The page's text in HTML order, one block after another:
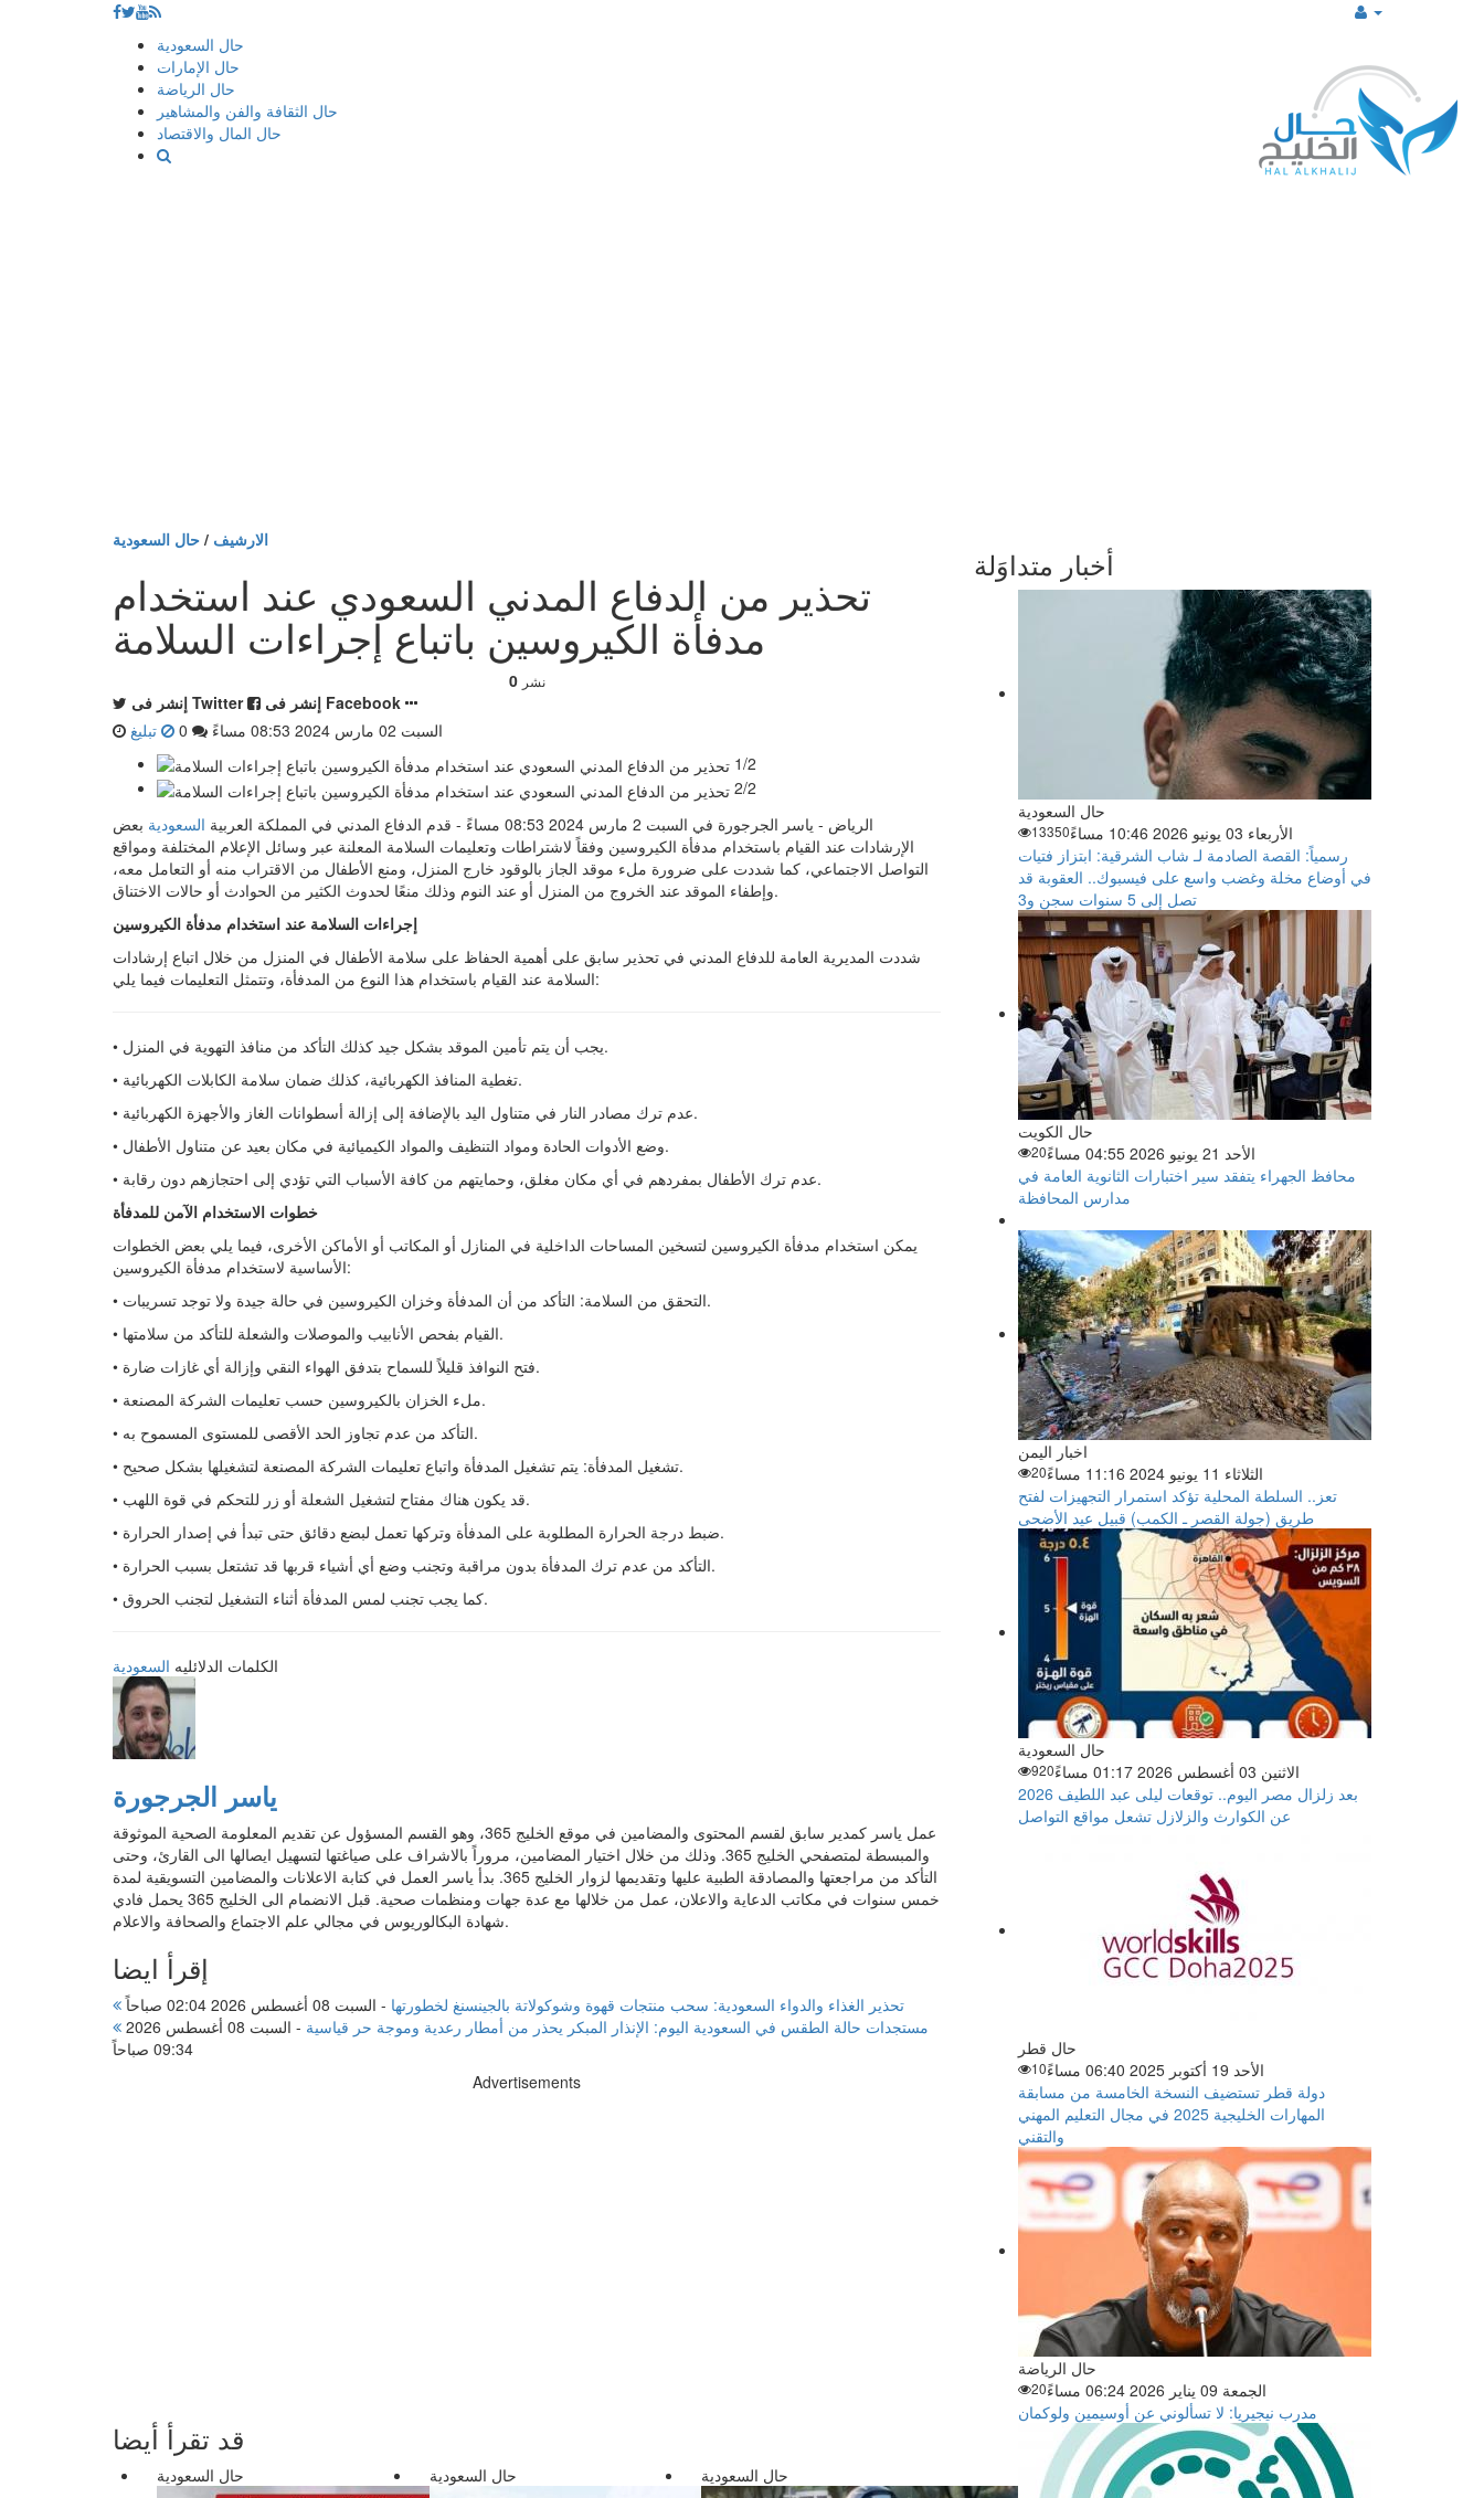
إذهب
المحتوى
حال السعودية
حال الإمارات
حال الرياضة
حال الثقافة والفن والمشاهير
حال المال والاقتصاد
الارشيف / حال السعودية
تحذير من الدفاع المدني السعودي عند استخدام
مدفأة الكيروسين باتباع إجراءات السلامة
0 نشر
إنشر فى Twitter
إنشر فى Facebook
السبت 02 مارس 2024 08:53 مساءً
تبليغ
1/2
2/2
الرياض - ياسر الجرجورة في السبت 2 مارس 2024 08:53 مساءً - قدم الدفاع المدني في المملكة العربية
السعودية بعض
الإرشادات عند القيام باستخدام مدفأة الكيروسين وفقاً لاشتراطات وتعليمات السلامة المعلنة عبر وسائل الإعلام المختلفة ومواقع
التواصل الاجتماعي، كما شددت على ضرورة ملء موقد الجاز بالوقود خارج المنزل، ومنع الأطفال من الاقتراب منه أو التعامل معه،
وإطفاء الموقد عند الخروج من المنزل أو عند النوم وذلك منعًا لحدوث الكثير من الحوادث أو حالات الاختناق.
إجراءات السلامة عند استخدام مدفأة الكيروسين
شددت المديرية العامة للدفاع المدني في تحذير سابق على أهمية الحفاظ على سلامة الأطفال في المنزل من خلال اتباع إرشادات
السلامة عند القيام باستخدام هذا النوع من المدفأة، وتتمثل التعليمات فيما يلي:
• يجب أن يتم تأمين الموقد بشكل جيد كذلك التأكد من منافذ التهوية في المنزل.
• تغطية المنافذ الكهربائية، كذلك ضمان سلامة الكابلات الكهربائية.
• عدم ترك مصادر النار في متناول اليد بالإضافة إلى إزالة أسطوانات الغاز والأجهزة الكهربائية.
• وضع الأدوات الحادة ومواد التنظيف والمواد الكيميائية في مكان بعيد عن متناول الأطفال.
• عدم ترك الأطفال بمفردهم في أي مكان مغلق، وحمايتهم من كافة الأسباب التي تؤدي إلى احتجازهم دون رقابة.
خطوات الاستخدام الآمن للمدفأة
يمكن استخدام مدفأة الكيروسين لتسخين المساحات الداخلية في المنازل أو المكاتب أو الأماكن الأخرى، فيما يلي بعض الخطوات
الأساسية لاستخدام مدفأة الكيروسين:
• التحقق من السلامة: التأكد من أن المدفأة وخزان الكيروسين في حالة جيدة ولا توجد تسريبات.
• القيام بفحص الأنابيب والموصلات والشعلة للتأكد من سلامتها.
• فتح النوافذ قليلاً للسماح بتدفق الهواء النقي وإزالة أي غازات ضارة.
• ملء الخزان بالكيروسين حسب تعليمات الشركة المصنعة.
• التأكد من عدم تجاوز الحد الأقصى للمستوى المسموح به.
• تشغيل المدفأة: يتم تشغيل المدفأة واتباع تعليمات الشركة المصنعة لتشغيلها بشكل صحيح.
• قد يكون هناك مفتاح لتشغيل الشعلة أو زر للتحكم في قوة اللهب.
• ضبط درجة الحرارة المطلوبة على المدفأة وتركها تعمل لبضع دقائق حتى تبدأ في إصدار الحرارة.
• التأكد من عدم ترك المدفأة بدون مراقبة وتجنب وضع أي أشياء قربها قد تشتعل بسبب الحرارة.
• كما يجب تجنب لمس المدفأة أثناء التشغيل لتجنب الحروق.
الكلمات الدلائليه السعودية
ياسر الجرجورة
عمل ياسر كمدير سابق لقسم المحتوى والمضامين في موقع الخليج 365، وهو القسم المسؤول عن تقديم المعلومة الصحية الموثوقة
والمبسطة لمتصفحي الخليج 365. وذلك من خلال اختيار المضامين، مروراً بالاشراف على صياغتها لتسهيل ايصالها الى القارئ، وحتى
التأكد من مراجعتها والمصادقة الطبية عليها وتقديمها لزوار الخليج 365. بدأ ياسر العمل في كتابة الاعلانات والمضامين التسويقية لمدة
خمس سنوات في مكاتب الدعاية والاعلان، عمل من خلالها مع عدة جهات ومنظمات صحية. قبل الانضمام الى الخليج 365 يحمل فادي
شهادة البكالوريوس في مجالي علم الاجتماع والصحافة والاعلام.
إقرأ ايضا
تحذير الغذاء والدواء السعودية: سحب منتجات قهوة وشوكولاتة بالجينسنغ لخطورتها - السبت 08 أغسطس 2026 02:04 صباحاً
مستجدات حالة الطقس في السعودية اليوم: الإنذار المبكر يحذر من أمطار رعدية وموجة حر قياسية -
السبت 08 أغسطس 2026
09:34 صباحاً
Advertisements
قد تقرأ أيضا
حال السعودية حال السعودية حال السعودية
أخبار متداوَلة
حال السعودية
الأربعاء 03 يونيو 2026 10:46 مساءً
13350
رسمياً: القصة الصادمة لـ شاب الشرقية: ابتزاز فتيات
في أوضاع مخلة وغضب واسع على فيسبوك.. العقوبة قد
تصل إلى 5 سنوات سجن و3
حال الكويت
الأحد 21 يونيو 2026 04:55 مساءً
20
محافظ الجهراء يتفقد سير اختبارات الثانوية العامة في
مدارس المحافظة
اخبار اليمن
الثلاثاء 11 يونيو 2024 11:16 مساءً
20
تعز.. السلطة المحلية تؤكد استمرار التجهيزات لفتح
طريق (جولة القصر ـ الكمب) قبيل عيد الأضحى
حال السعودية
الاثنين 03 أغسطس 2026 01:17 مساءً
920
بعد زلزال مصر اليوم.. توقعات ليلى عبد اللطيف 2026
عن الكوارث والزلازل تشعل مواقع التواصل
حال قطر
الأحد 19 أكتوبر 2025 06:40 مساءً
10
دولة قطر تستضيف النسخة الخامسة من مسابقة
المهارات الخليجية 2025 في مجال التعليم المهني
والتقني
حال الرياضة
الجمعة 09 يناير 2026 06:24 مساءً
20
مدرب نيجيريا: لا تسألوني عن أوسيمين ولوكمان